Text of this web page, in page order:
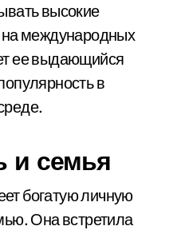
высокие
международных
ее выдающийся
в
и семья
богатую личную
Она встретила